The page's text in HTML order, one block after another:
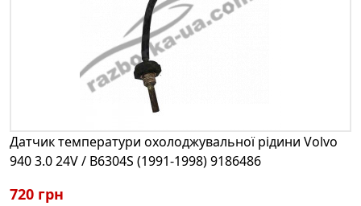
Датчик температури охолоджувальної рідини Volvo
940 3.0 24V / B6304S (1991-1998) 9186486
720 грн